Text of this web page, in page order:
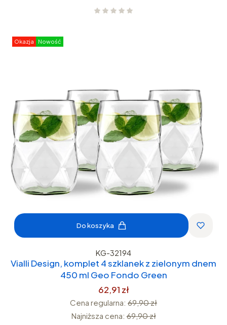
Okazja Nowość
Do koszyka
KG-32194
Vialli Design, komplet 4 szklanek z zielonym dnem
450 ml Geo Fondo Green
62,91 zł
Cena regularna: 69,90 zł
Najniższa cena: 69,90 zł